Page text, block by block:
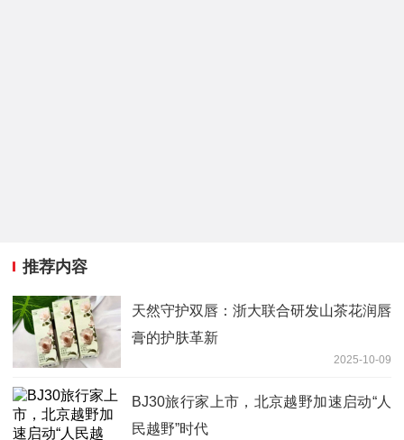
推荐内容
天然守护双唇：浙大联合研发山茶花润唇
膏的护肤革新
2025-10-09
BJ30旅行家上市，北京越野加速启动“人
民越野”时代